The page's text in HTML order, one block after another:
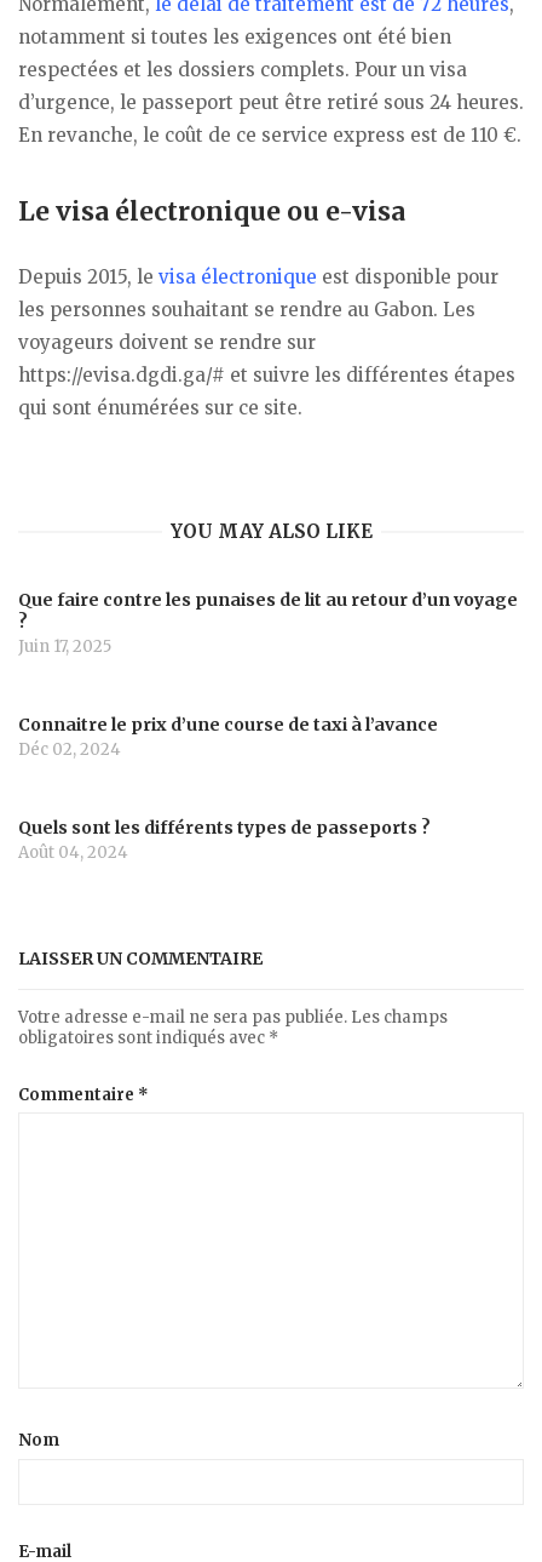
Normalement, le délai de traitement est de 72 heures,
notamment si toutes les exigences ont été bien
respectées et les dossiers complets. Pour un visa
d’urgence, le passeport peut être retiré sous 24 heures.
En revanche, le coût de ce service express est de 110 €.
Le visa électronique ou e-visa
Depuis 2015, le visa électronique est disponible pour
les personnes souhaitant se rendre au Gabon. Les
voyageurs doivent se rendre sur
https://evisa.dgdi.ga/# et suivre les différentes étapes
qui sont énumérées sur ce site.
YOU MAY ALSO LIKE
Que faire contre les punaises de lit au retour d’un voyage
?
Juin 17, 2025
Connaitre le prix d’une course de taxi à l’avance
Déc 02, 2024
Quels sont les différents types de passeports ?
Août 04, 2024
LAISSER UN COMMENTAIRE
Votre adresse e-mail ne sera pas publiée. Les champs
obligatoires sont indiqués avec *
Commentaire *
Nom
E-mail